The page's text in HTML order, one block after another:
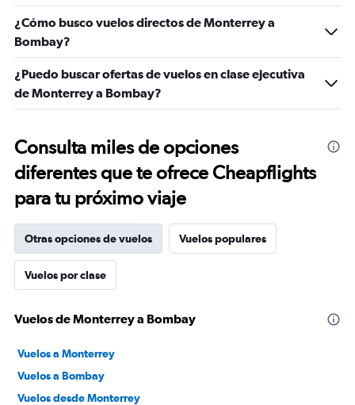
¿Cómo busco vuelos directos de Monterrey a
Bombay?
¿Puedo buscar ofertas de vuelos en clase ejecutiva
de Monterrey a Bombay?
Consulta miles de opciones
diferentes que te ofrece Cheapflights
para tu próximo viaje
Otras opciones de vuelos Vuelos populares
Vuelos por clase
Vuelos de Monterrey a Bombay
Vuelos a Monterrey
Vuelos a Bombay
Vuelos desde Monterrey